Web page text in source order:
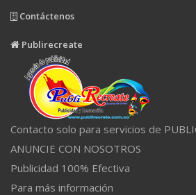
Contáctenos
Publirecreate
Contacto solo para servicios de
ANUNCIE CON NOSOTROS
Publicidad 100% Efectiva
Para más información